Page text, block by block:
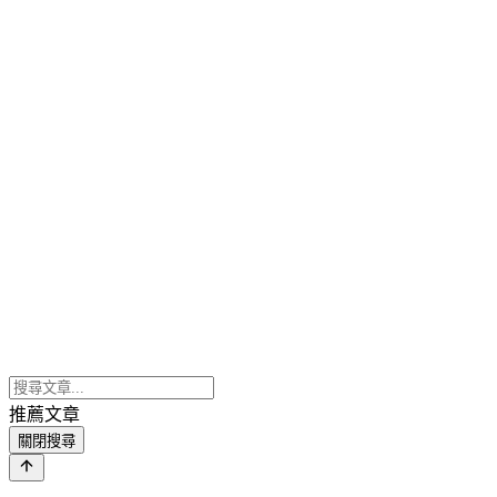
推薦文章
關閉搜尋